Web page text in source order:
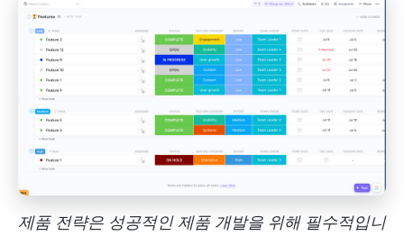
제품 전략은 성공적인 제품 개발을 위해 필수적입니